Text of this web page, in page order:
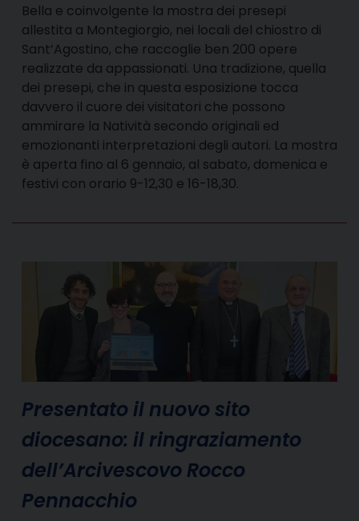
Bella e coinvolgente la mostra dei presepi
allestita a Montegiorgio, nei locali del chiostro di
Sant’Agostino, che raccoglie ben 200 opere
realizzate da appassionati. Una tradizione, quella
dei presepi, che in questa esposizione tocca
davvero il cuore dei visitatori che possono
ammirare la Natività secondo originali ed
emozionanti interpretazioni degli autori. La mostra
è aperta fino al 6 gennaio, al sabato, domenica e
festivi con orario 9-12,30 e 16-18,30.
Presentato il nuovo sito
diocesano: il ringraziamento
dell’Arcivescovo Rocco
Pennacchio